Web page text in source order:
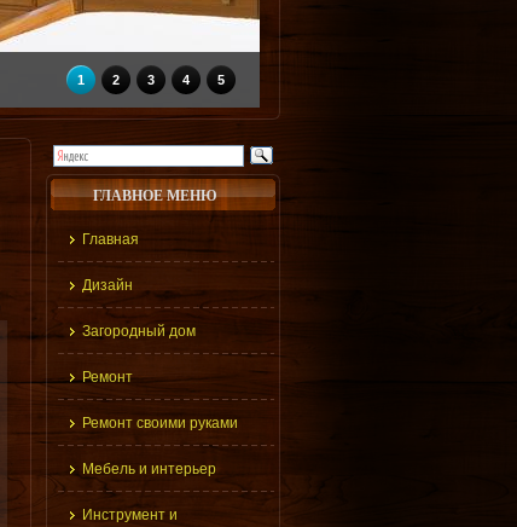
1 2 3 4 5
ГЛАВНОЕ МЕНЮ
Главная
Дизайн
Загородный дом
Ремонт
Ремонт своими руками
Мебель и интерьер
Инструмент и